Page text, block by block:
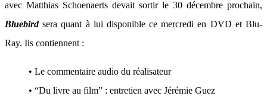
avec Matthias Schoenaerts devait sortir le 30 décembre prochain,
Bluebirdsera quant à lui disponible ce mercredi en DVD et Blu-
Ray. Ils contiennent :
• Le commentaire audio du réalisateur
• “Du livre au film” : entretien avec Jérémie Guez